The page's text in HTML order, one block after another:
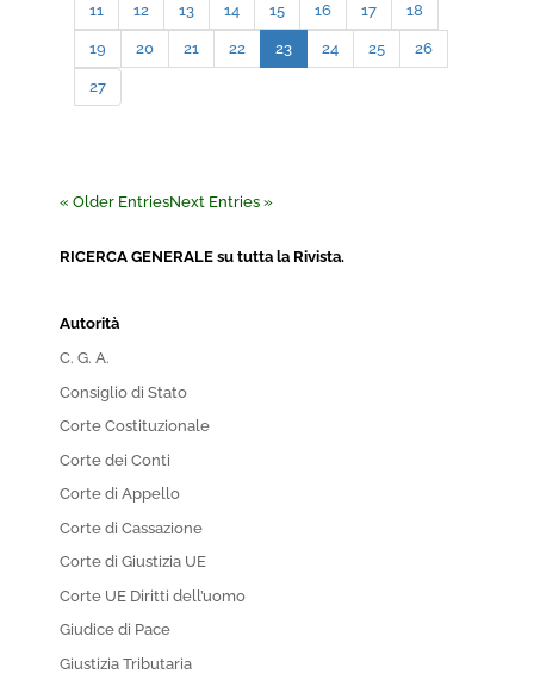
11 12 13 14 15 16 17 18
19 20 21 22 23 24 25 26
27
« Older EntriesNext Entries »
RICERCA GENERALE su tutta la Rivista.
Autorità
C. G. A.
Consiglio di Stato
Corte Costituzionale
Corte dei Conti
Corte di Appello
Corte di Cassazione
Corte di Giustizia UE
Corte UE Diritti dell’uomo
Giudice di Pace
Giustizia Tributaria